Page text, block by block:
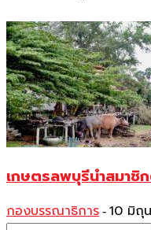
เกษตรลพบุรีนำสมา
กองบรรณาธิการ - 10 มิถุ